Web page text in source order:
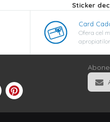
Sticker
Card
Ofera cel